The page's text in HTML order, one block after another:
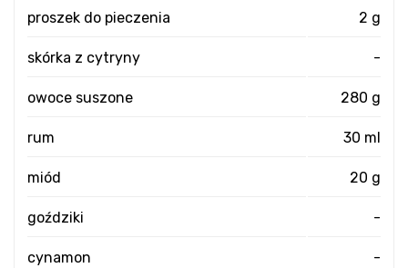
proszek do pieczenia 2 g
skórka z cytryny -
owoce suszone 280 g
rum 30 ml
miód 20 g
goździki -
cynamon -